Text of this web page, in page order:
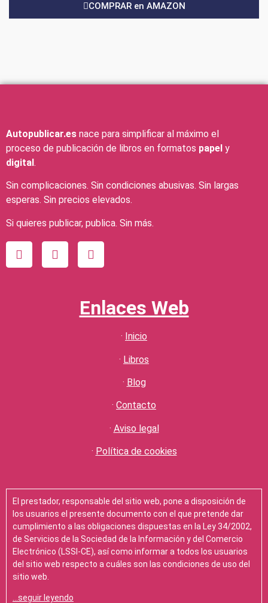
COMPRAR en AMAZON
Autopublicar.es nace para simplificar al máximo el
proceso de publicación de libros en formatos papel y
digital.
Sin complicaciones. Sin condiciones abusivas. Sin largas
esperas. Sin precios elevados.
Si quieres publicar, publica. Sin más.
Enlaces Web
· Inicio
· Libros
· Blog
· Contacto
· Aviso legal
· Política de cookies
El prestador, responsable del sitio web, pone a disposición de
los usuarios el presente documento con el que pretende dar
cumplimiento a las obligaciones dispuestas en la Ley 34/2002,
de Servicios de la Sociedad de la Información y del Comercio
Electrónico (LSSI-CE), así como informar a todos los usuarios
del sitio web respecto a cuáles son las condiciones de uso del
sitio web.
…seguir leyendo